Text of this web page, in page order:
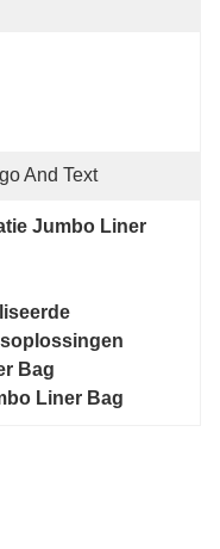
And Text
Jumbo Liner
Bag
Liner Bag